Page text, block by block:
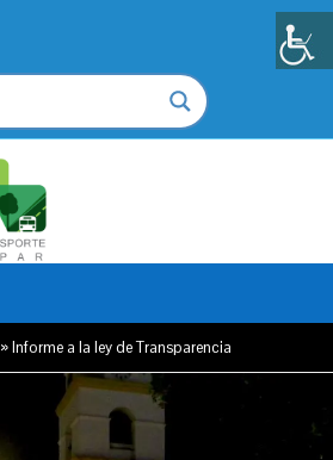
»Informe a la ley de Transparencia